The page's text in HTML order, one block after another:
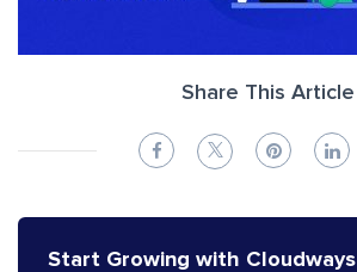
Share This Article
Start Growing with Cloudways